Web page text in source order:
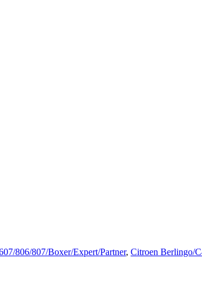
806/807/Boxer/Expert/Partner, Citroen Berlingo/